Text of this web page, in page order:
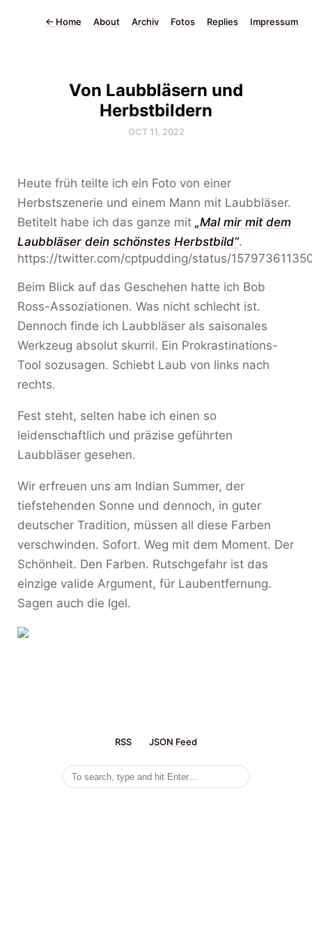
← Home About Archiv Fotos Replies Impressum
Von Laubbläsern und
Herbstbildern
OCT 11, 2022
Heute früh teilte ich ein Foto von einer
Herbstszenerie und einem Mann mit Laubbläser.
Betitelt habe ich das ganze mit „Mal mir mit dem
Laubbläser dein schönstes Herbstbild“.
https://twitter.com/cptpudding/status/
Beim Blick auf das Geschehen hatte ich Bob
Ross-Assoziationen. Was nicht schlecht ist.
Dennoch finde ich Laubbläser als saisonales
Werkzeug absolut skurril. Ein Prokrastinations-
Tool sozusagen. Schiebt Laub von links nach
rechts.
Fest steht, selten habe ich einen so
leidenschaftlich und präzise geführten
Laubbläser gesehen.
Wir erfreuen uns am Indian Summer, der
tiefstehenden Sonne und dennoch, in guter
deutscher Tradition, müssen all diese Farben
verschwinden. Sofort. Weg mit dem Moment. Der
Schönheit. Den Farben. Rutschgefahr ist das
einzige valide Argument, für Laubentfernung.
Sagen auch die Igel.
RSS JSON Feed